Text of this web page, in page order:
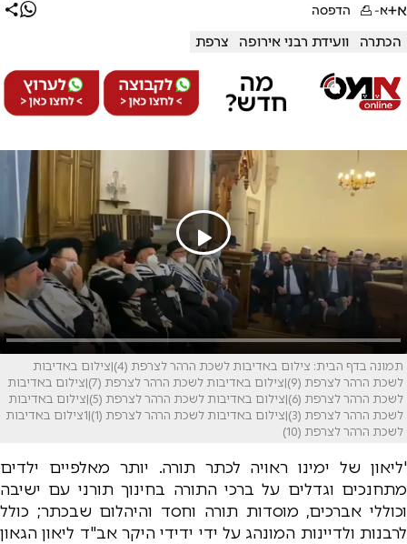
א+א- הדפסה
הכתרה וועידת רבני אירופה צרפת
תמונה בדף הבית: צילום באדיבות לשכת הרהר לצרפת (4)|צילום באדיבות
לשכת הרהר לצרפת (9)|צילום באדיבות לשכת הרהר לצרפת (7)|צילום באדיבות
לשכת הרהר לצרפת (6)|צילום באדיבות לשכת הרהר לצרפת (5)|צילום באדיבות
לשכת הרהר לצרפת (3)|צילום באדיבות לשכת הרהר לצרפת (1)|1צילום באדיבות
לשכת הרהר לצרפת (10)
'ליאון של ימינו ראויה לכתר תורה. יותר מאלפיים ילדים
מתחנכים וגדלים על ברכי התורה בחינוך תורני עם ישיבה
וכוללי אברכים, מוסדות תורה וחסד והיהלום שבכתר; כולל
לרבנות ולדיינות המונהג על ידי ידידי היקר אב"ד ליאון הגאון